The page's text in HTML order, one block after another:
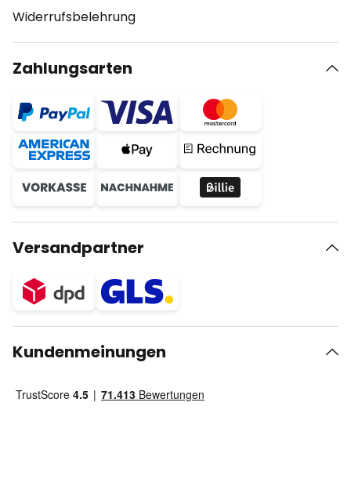
Widerrufsbelehrung
Zahlungsarten
Versandpartner
Kundenmeinungen